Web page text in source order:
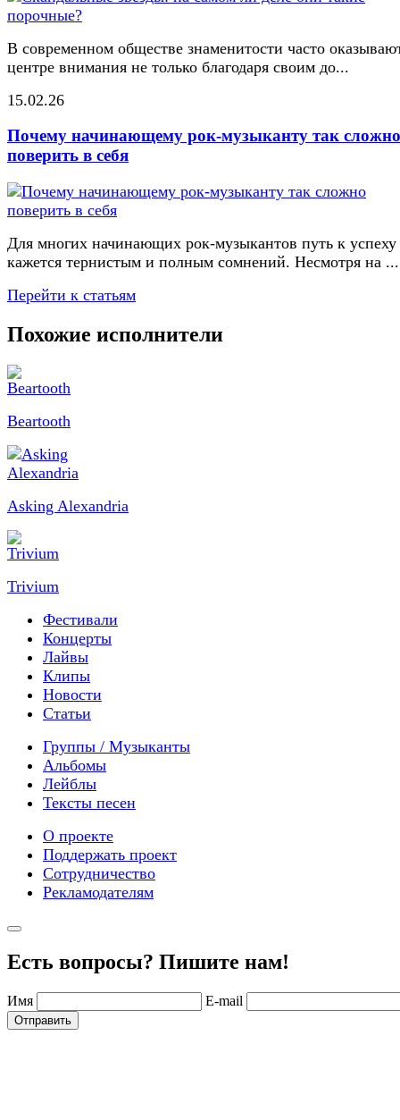
В современном обществе знаменитости часто
центре внимания не только благодаря своим до...
15.02.26
Почему начинающему рок-музыканту так сложно
поверить в себя
Для многих начинающих рок-музыкантов путь к успеху
кажется тернистым и полным сомнений. Несмотря на ...
Перейти к статьям
Похожие исполнители
Beartooth
Asking Alexandria
Trivium
Фестивали
Концерты
Лайвы
Клипы
Новости
Статьи
Группы / Музыканты
Альбомы
Лейблы
Тексты песен
О проекте
Поддержать проект
Сотрудничество
Рекламодателям
Есть вопросы? Пишите нам!
Имя E-mail